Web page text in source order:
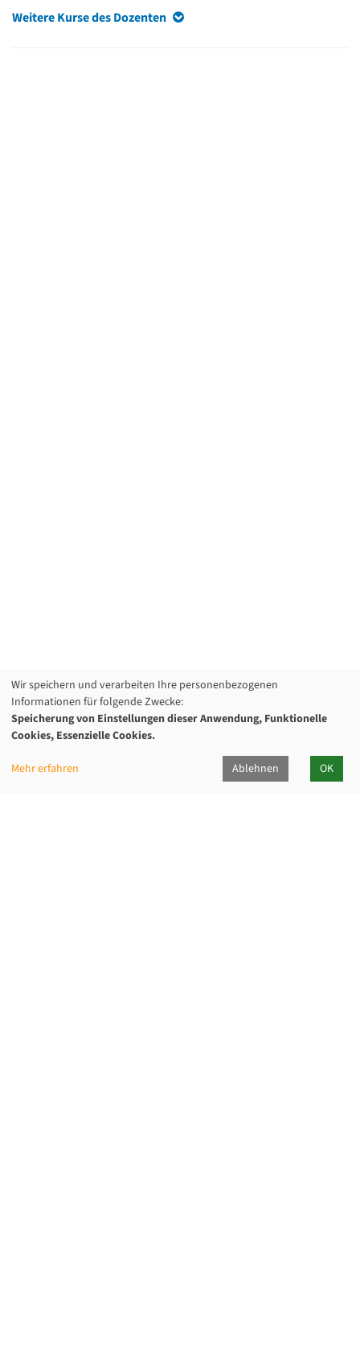
Weitere Kurse des Dozenten
Wir speichern und verarbeiten Ihre personenbezogenen
Informationen für folgende Zwecke:
Speicherung von Einstellungen dieser Anwendung, Funktionelle
Cookies, Essenzielle Cookies.
Mehr erfahren Ablehnen OK